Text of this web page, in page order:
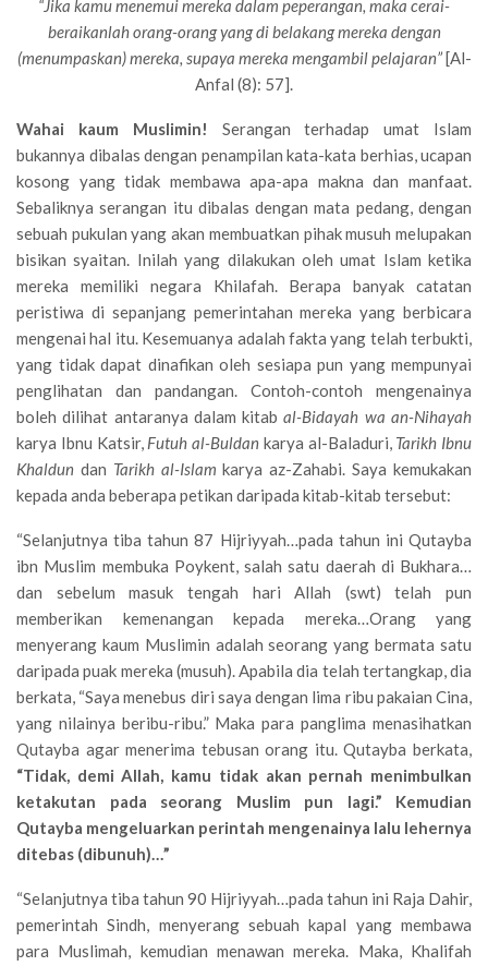
“Jika kamu menemui mereka dalam peperangan, maka cerai-
beraikanlah orang-orang yang di belakang mereka dengan
(menumpaskan) mereka, supaya mereka mengambil pelajaran”[Al-
Anfal (8): 57].
Wahai kaum Muslimin! Serangan terhadap umat Islam
bukannya dibalas dengan penampilan kata-kata berhias, ucapan
kosong yang tidak membawa apa-apa makna dan manfaat.
Sebaliknya serangan itu dibalas dengan mata pedang, dengan
sebuah pukulan yang akan membuatkan pihak musuh melupakan
bisikan syaitan. Inilah yang dilakukan oleh umat Islam ketika
mereka memiliki negara Khilafah. Berapa banyak catatan
peristiwa di sepanjang pemerintahan mereka yang berbicara
mengenai hal itu. Kesemuanya adalah fakta yang telah terbukti,
yang tidak dapat dinafikan oleh sesiapa pun yang mempunyai
penglihatan dan pandangan. Contoh-contoh mengenainya
boleh dilihat antaranya dalam kitabal-Bidayah wa an-Nihayah
karya Ibnu Katsir, Futuh al-Buldan karya al-Baladuri, Tarikh Ibnu
Khaldun dan Tarikh al-Islam karya az-Zahabi. Saya kemukakan
kepada anda beberapa petikan daripada kitab-kitab tersebut:
“Selanjutnya tiba tahun 87 Hijriyyah…pada tahun ini Qutayba
ibn Muslim membuka Poykent, salah satu daerah di Bukhara…
dan sebelum masuk tengah hari Allah (swt) telah pun
memberikan kemenangan kepada mereka…Orang yang
menyerang kaum Muslimin adalah seorang yang bermata satu
daripada puak mereka (musuh). Apabila dia telah tertangkap, dia
berkata, “Saya menebus diri saya dengan lima ribu pakaian Cina,
yang nilainya beribu-ribu.” Maka para panglima menasihatkan
Qutayba agar menerima tebusan orang itu. Qutayba berkata,
“Tidak, demi Allah, kamu tidak akan pernah menimbulkan
ketakutan pada seorang Muslim pun lagi.” Kemudian
Qutayba mengeluarkan perintah mengenainya lalu lehernya
ditebas (dibunuh)…”
“Selanjutnya tiba tahun 90 Hijriyyah…pada tahun ini Raja Dahir,
pemerintah Sindh, menyerang sebuah kapal yang membawa
para Muslimah, kemudian menawan mereka. Maka, Khalifah